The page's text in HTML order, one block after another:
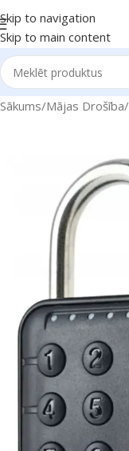
Skip to navigation
Skip to main content
Sākums/Mājas Drošība/